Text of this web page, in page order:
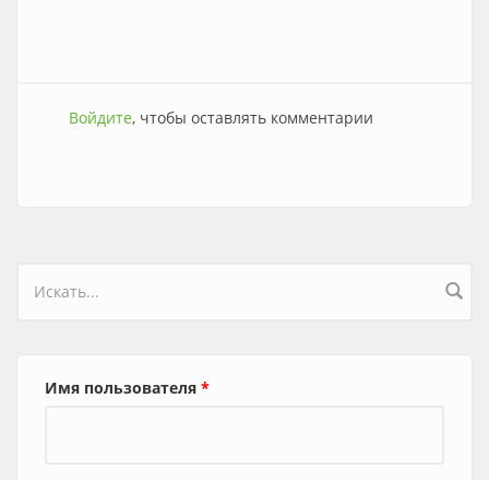
Войдите, чтобы оставлять комментарии
Форма поиска
Имя пользователя *